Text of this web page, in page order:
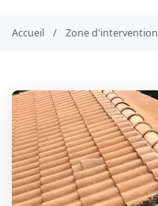
Accueil / Zone d'intervention